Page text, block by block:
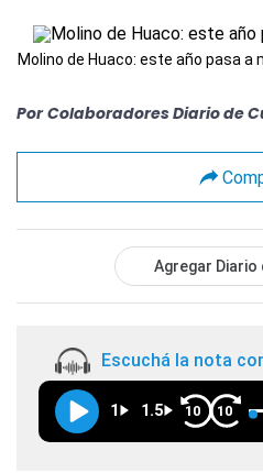
Molino de Huaco: este año pasa a
Por Colaboradores Diario de
Agregar Diario
Escuchá la nota
1 1.5 10 10